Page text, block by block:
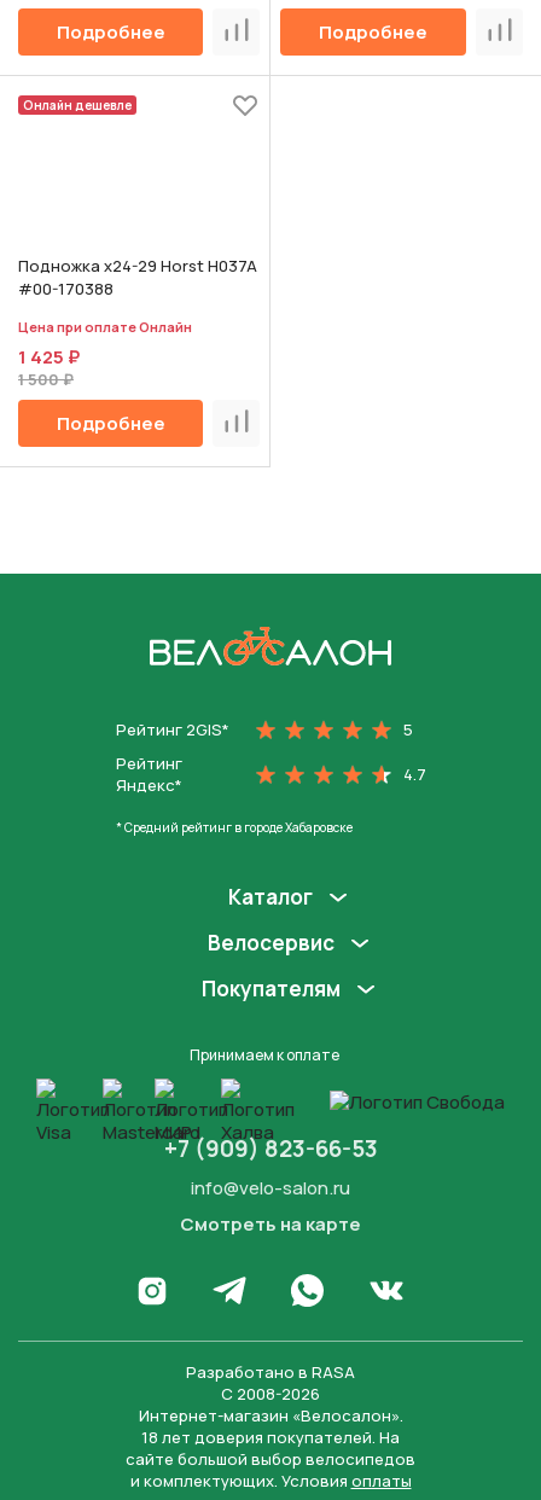
Подробнее СравнитьПодробнее
Онлайн дешевле
Подножка х24-29 Horst H037A
#00-170388
Цена при оплате Онлайн
1 425 ₽
1 500 ₽
Подробнее Сравнить
Рейтинг 2GIS*
5
Рейтинг
Яндекс*
4.7
* Средний рейтинг в городе Хабаровске
Каталог
Велосервис
Покупателям
Принимаем к оплате
+7 (909) 823-66-53
info@velo-salon.ru
Смотреть на карте
Перейти в Инстаграм
Написать в Телеграм
Написать в WhatsApp
Перейти во
Разработано в RASA
С 2008-2026
Интернет-магазин «Велосалон».
18 лет доверия покупателей. На
сайте большой выбор велосипедов
и комплектующих. Условия оплаты